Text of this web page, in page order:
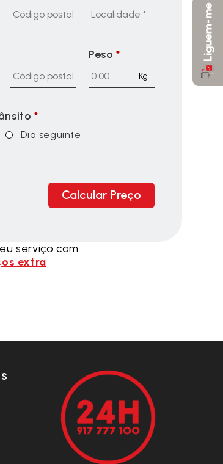
Peso *
Kg
*
Dia seguinte
Calcular Preço
serviço com
extra